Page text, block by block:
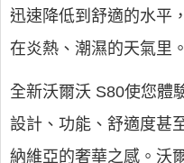
迅速降低到舒適的水平
在炎熱、潮濕的天氣里。
全新沃爾沃 S80使您體
設計、功能、舒適度甚
納維亞的奢華之感。沃